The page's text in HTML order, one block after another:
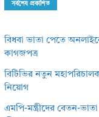
সর্বশেষ প্রকাশিত
বিধবা ভাতা পেতে
কাগজপত্র
বিটিভির নতুন
নিয়োগ
এমপি-মন্ত্রীদের বেতন-